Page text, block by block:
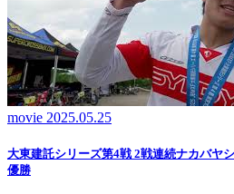
movie 2025.05.25
大東建託シリーズ第4戦 2戦連続ナカバヤ
優勝